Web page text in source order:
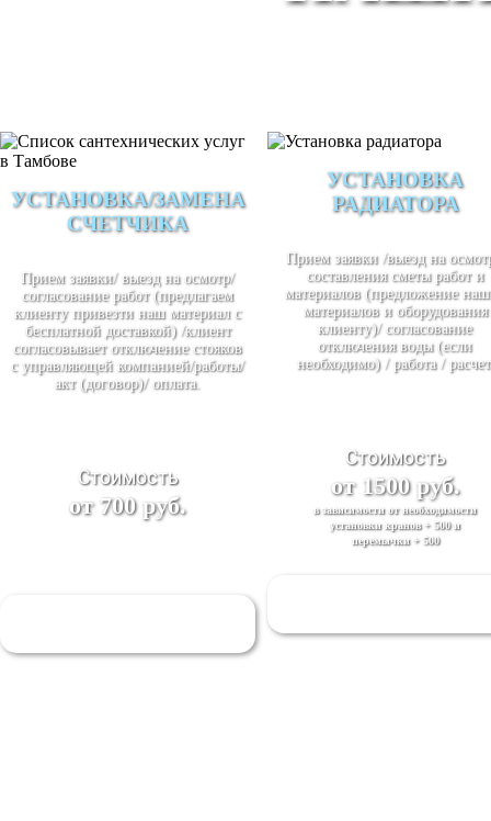
УСТАНОВКА/ЗАМЕНА
СЧЕТЧИКА
Прием заявки/ выезд на осмотр/
согласование работ (предлагаем
клиенту привезти наш материал с
бесплатной доставкой) /клиент
согласовывает отключение стояков
с управляющей компанией/работы/
акт (договор)/ оплата.
Стоимость
от 700 руб.
УСТАНОВКА
РАДИАТОРА
Прием заявки /выезд на
составления сметы работ и
материалов (предложение
материалов и оборудования
клиенту)/ согласование
отключения воды (если
необходимо) / работа /
Стоимость
от 1500 руб.
в зависимости от необходимости
установки кранов + 500 и
перемычки + 500